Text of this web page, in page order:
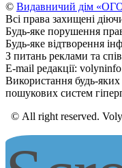
© Видавничий дім
Всі права захищені
Будь-яке порушення
Будь-яке відтворення
З питань реклами та
E-mail редакції:
Використання будь-
пошукових систем
© All right reserved.